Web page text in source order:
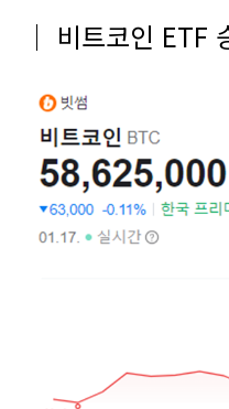
│ 비트코인 ETF